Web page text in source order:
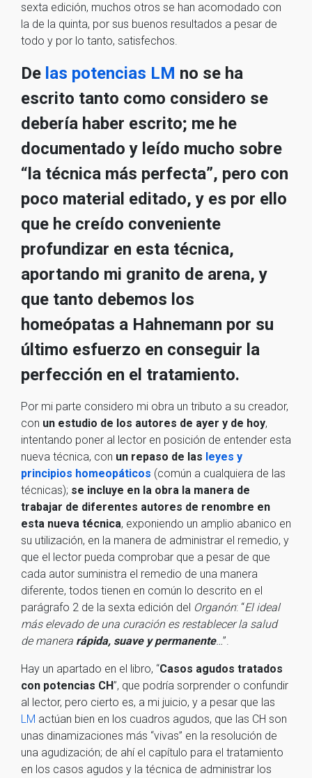
sexta edición, muchos otros se han acomodado con
la de la quinta, por sus buenos resultados a pesar de
todo y por lo tanto, satisfechos.
De las potencias LM no se ha
escrito tanto como considero se
debería haber escrito; me he
documentado y leído mucho sobre
“la técnica más perfecta”, pero con
poco material editado, y es por ello
que he creído conveniente
profundizar en esta técnica,
aportando mi granito de arena, y
que tanto debemos los
homeópatas a Hahnemann por su
último esfuerzo en conseguir la
perfección en el tratamiento.
Por mi parte considero mi obra un tributo a su creador,
con un estudio de los autores de ayer y de hoy,
intentando poner al lector en posición de entender esta
nueva técnica, con un repaso de las leyes y
principios homeopáticos (común a cualquiera de las
técnicas); se incluye en la obra la manera de
trabajar de diferentes autores de renombre en
esta nueva técnica, exponiendo un amplio abanico en
su utilización, en la manera de administrar el remedio, y
que el lector pueda comprobar que a pesar de que
cada autor suministra el remedio de una manera
diferente, todos tienen en común lo descrito en el
parágrafo 2 de la sexta edición del Organón: “El ideal
más elevado de una curación es restablecer la salud
de manera rápida, suave y permanente…”.
Hay un apartado en el libro, “Casos agudos tratados
con potencias CH”, que podría sorprender o confundir
al lector, pero cierto es, a mi juicio, y a pesar que las
LM actúan bien en los cuadros agudos, que las CH son
unas dinamizaciones más “vivas” en la resolución de
una agudización; de ahí el capítulo para el tratamiento
en los casos agudos y la técnica de administrar los